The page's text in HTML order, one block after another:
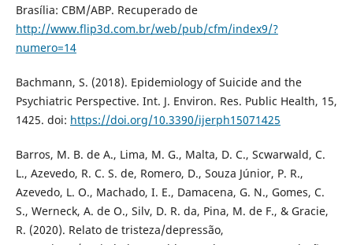
Brasília: CBM/ABP. Recuperado de
http://www.flip3d.com.br/web/pub/cfm/index9/?
numero=14
Bachmann, S. (2018). Epidemiology of Suicide and the
Psychiatric Perspective. Int. J. Environ. Res. Public Health, 15,
1425. doi: https://doi.org/10.3390/ijerph15071425
Barros, M. B. de A., Lima, M. G., Malta, D. C., Scwarwald, C.
L., Azevedo, R. C. S. de, Romero, D., Souza Júnior, P. R.,
Azevedo, L. O., Machado, I. E., Damacena, G. N., Gomes, C.
S., Werneck, A. de O., Silv, D. R. da, Pina, M. de F., & Gracie,
R. (2020). Relato de tristeza/depressão,